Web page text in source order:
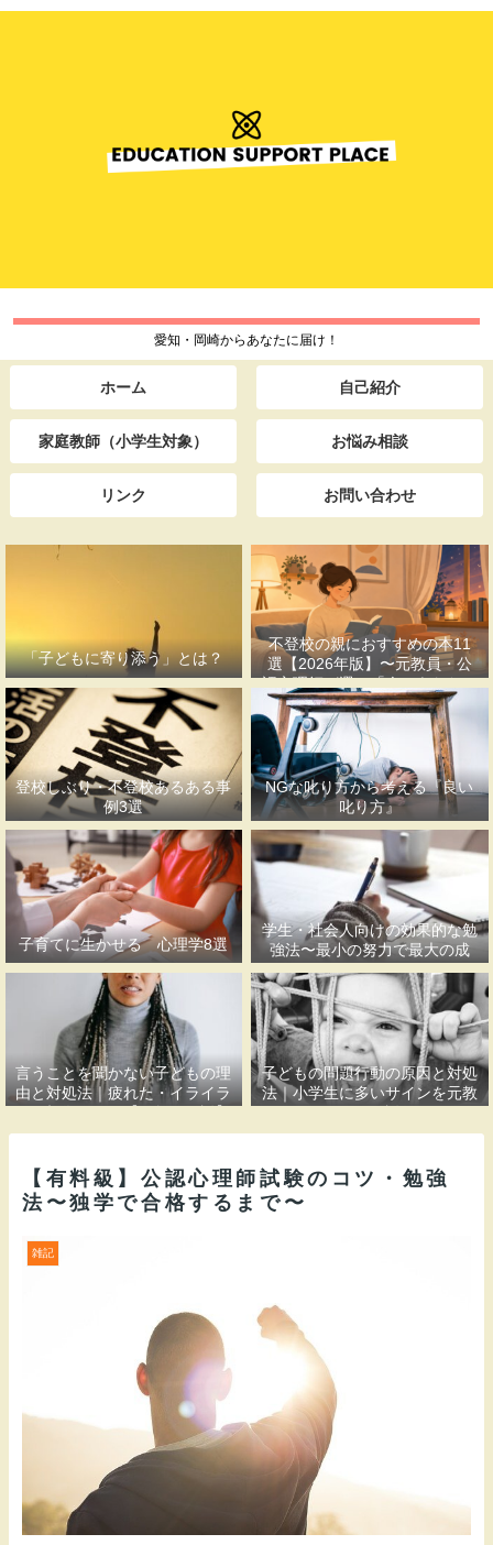
愛知・岡崎からあなたに届け！
ホーム 自己紹介
家庭教師（小学生対象） お悩み相談
リンク お問い合わせ
「子どもに寄り添う」とは？
不登校の親におすすめの本11
選【2026年版】〜元教員・公
認心理師が選ぶ「今のあなたに
合う一冊」〜
登校しぶり・不登校あるある事
例3選
NGな叱り方から考える『良い
叱り方』
子育てに生かせる 心理学8選
学生・社会人向けの効果的な勉
強法〜最小の努力で最大の成
果〜
言うことを聞かない子どもの理
由と対処法｜疲れた・イライラ
する親御さんへ【元教員解説】
子どもの問題行動の原因と対処
法｜小学生に多いサインを元教
員が解説
【有料級】公認心理師試験のコツ・勉強
法〜独学で合格するまで〜
雑記